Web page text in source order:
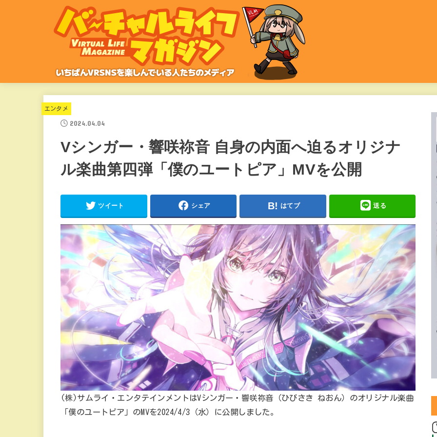
エンタメ
2024.04.04
Vシンガー・響咲祢音 自身の内面へ迫るオリジナ
ル楽曲第四弾「僕のユートピア」MVを公開
ツイート シェア はてブ 送る
(株)サムライ・エンタテインメントはVシンガー・響咲祢音（ひびさき ねおん）のオリジナル楽曲
「僕のユートピア」のMVを2024/4/3（水）に公開しました。